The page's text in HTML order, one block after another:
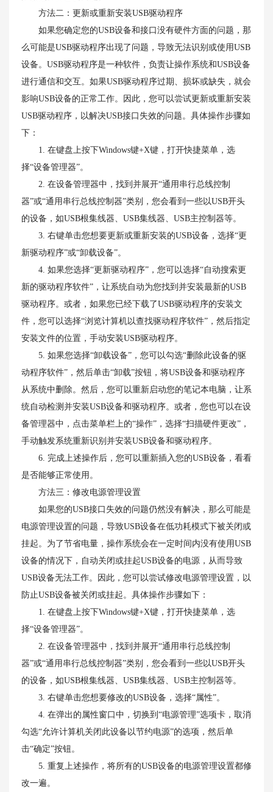
方法二：更新或重新安装USB驱动程序
如果您确定您的USB设备和接口没有硬件方面的问题，那
么可能是USB驱动程序出现了问题，导致无法识别或使用USB
设备。USB驱动程序是一种软件，负责让操作系统和USB设备
进行通信和交互。如果USB驱动程序过期、损坏或缺失，就会
影响USB设备的正常工作。因此，您可以尝试更新或重新安装
USB驱动程序，以解决USB接口失效的问题。具体操作步骤如
下：
1. 在键盘上按下Windows键+X键，打开快捷菜单，选
择“设备管理器”。
2. 在设备管理器中，找到并展开“通用串行总线控制
器”或“通用串行总线控制器”类别，您会看到一些以USB开头
的设备，如USB根集线器、USB集线器、USB主控制器等。
3. 右键单击您想要更新或重新安装的USB设备，选择“更
新驱动程序”或“卸载设备”。
4. 如果您选择“更新驱动程序”，您可以选择“自动搜索更
新的驱动程序软件”，让系统自动为您找到并安装最新的USB
驱动程序。或者，如果您已经下载了USB驱动程序的安装文
件，您可以选择“浏览计算机以查找驱动程序软件”，然后指定
安装文件的位置，手动安装USB驱动程序。
5. 如果您选择“卸载设备”，您可以勾选“删除此设备的驱
动程序软件”，然后单击“卸载”按钮，将USB设备和驱动程序
从系统中删除。然后，您可以重新启动您的笔记本电脑，让系
统自动检测并安装USB设备和驱动程序。或者，您也可以在设
备管理器中，点击菜单栏上的“操作”，选择“扫描硬件更改”，
手动触发系统重新识别并安装USB设备和驱动程序。
6. 完成上述操作后，您可以重新插入您的USB设备，看看
是否能够正常使用。
方法三：修改电源管理设置
如果您的USB接口失效的问题仍然没有解决，那么可能是
电源管理设置的问题，导致USB设备在低功耗模式下被关闭或
挂起。为了节省电量，操作系统会在一定时间内没有使用USB
设备的情况下，自动关闭或挂起USB设备的电源，从而导致
USB设备无法工作。因此，您可以尝试修改电源管理设置，以
防止USB设备被关闭或挂起。具体操作步骤如下：
1. 在键盘上按下Windows键+X键，打开快捷菜单，选
择“设备管理器”。
2. 在设备管理器中，找到并展开“通用串行总线控制
器”或“通用串行总线控制器”类别，您会看到一些以USB开头
的设备，如USB根集线器、USB集线器、USB主控制器等。
3. 右键单击您想要修改的USB设备，选择“属性”。
4. 在弹出的属性窗口中，切换到“电源管理”选项卡，取消
勾选“允许计算机关闭此设备以节约电源”的选项，然后单
击“确定”按钮。
5. 重复上述操作，将所有的USB设备的电源管理设置都修
改一遍。